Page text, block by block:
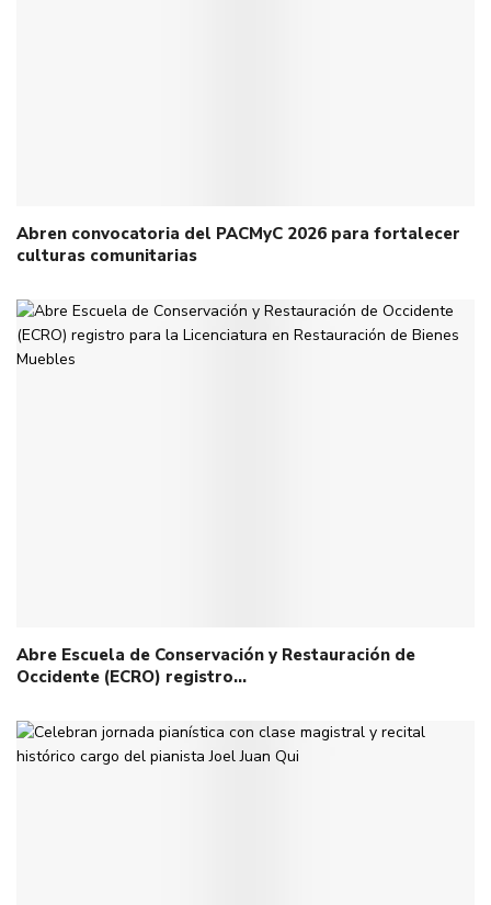
Abren convocatoria del PACMyC 2026 para fortalecer
culturas comunitarias
Abre Escuela de Conservación y Restauración de
Occidente (ECRO) registro…